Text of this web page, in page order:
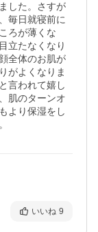
した。さすが
毎日就寝前に
ろが薄くな
立たなくなり
全体のお肌が
がよくなりま
言われて嬉し
肌のターンオ
より保湿をし
いいね 9